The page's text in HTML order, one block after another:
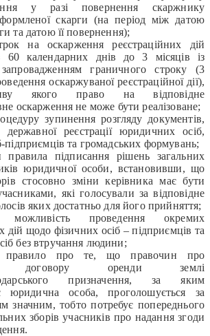
у разі повернення скаржнику
скарги (на період між датою
та датою її повернення);
на оскарження реєстраційних дій
календарних днів до 3 місяців із
граничного строку (3
оскаржуваної реєстраційної дії),
якого право на відповідне
оскарження не може бути реалізоване;
зупинення розгляду документів,
реєстрації юридичних осіб,
підприємців та громадських формувань;
правила підписання рішень загальних
юридичної особи, встановивши, що
стосовно зміни керівника має бути
які голосували за відповідне
яких достатньо для його прийняття;
можливість проведення окремих
дій щодо фізичних осіб – підприємців та
без втручання людини;
правило про те, що правочин про
договору оренди землі
призначення, за яким
юридична особа, проголошується за
значним, тобто потребує попереднього
зборів учасників про надання згоди